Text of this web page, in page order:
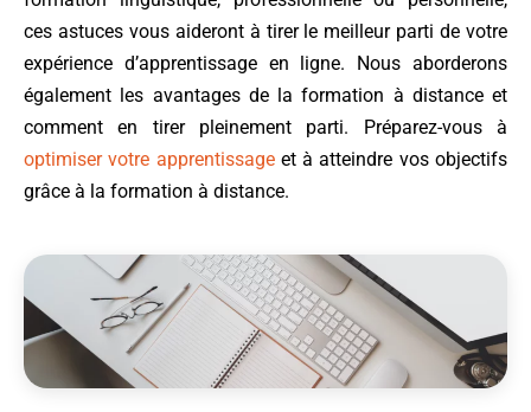
ces astuces vous aideront à tirer le meilleur parti de votre
expérience d’apprentissage en ligne. Nous aborderons
également les avantages de la formation à distance et
comment en tirer pleinement parti. Préparez-vous à
optimiser votre apprentissageet à atteindre vos objectifs
grâce à la formation à distance.